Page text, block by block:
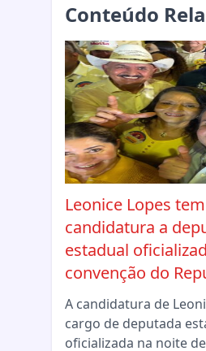
Conteúdo
Leonice Lopes tem
candidatura a
estadual
convenção do
A candidatura de
cargo de deputada
oficializada na noite